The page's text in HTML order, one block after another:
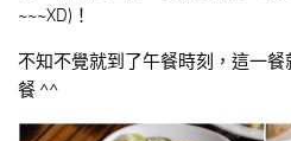
~~~XD)！
不知不覺就到了午餐時刻，這一
餐 ^^